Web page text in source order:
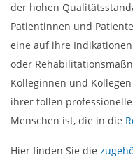
der hohen
Patientinnen und
eine auf ihre
oder
Kolleginnen und
ihrer tollen
Menschen ist, die in die
Hier finden Sie die